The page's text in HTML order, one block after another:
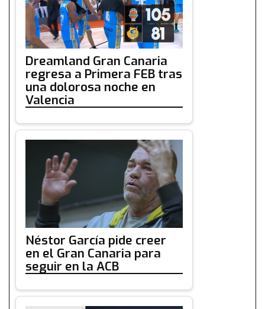
Dreamland Gran Canaria
regresa a Primera FEB tras
una dolorosa noche en
Valencia
Néstor García pide creer
en el Gran Canaria para
seguir en la ACB